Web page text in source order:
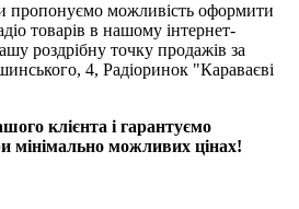
пропонуємо можливість оформити
товарів в нашому інтернет-
роздрібну точку продажів за
4, Радіоринок "Караваєві
клієнта і гарантуємо
мінімально можливих цінах!